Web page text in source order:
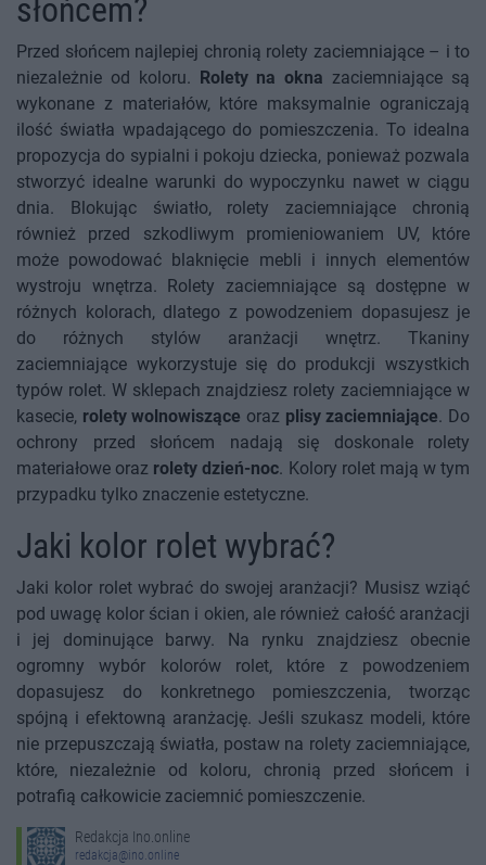
słońcem?
Przed słońcem najlepiej chronią rolety zaciemniające – i to
niezależnie od koloru.
Rolety na okna zaciemniające są
wykonane z materiałów, które maksymalnie ograniczają
ilość światła wpadającego do pomieszczenia. To idealna
propozycja do sypialni i pokoju dziecka, ponieważ pozwala
stworzyć idealne warunki do wypoczynku nawet w ciągu
dnia. Blokując światło, rolety zaciemniające chronią
również przed szkodliwym promieniowaniem UV, które
może powodować blaknięcie mebli i innych elementów
wystroju wnętrza. Rolety zaciemniające są dostępne w
różnych kolorach, dlatego z powodzeniem dopasujesz je
do różnych stylów aranżacji wnętrz. Tkaniny
zaciemniające wykorzystuje się do produkcji wszystkich
typów rolet. W sklepach znajdziesz rolety zaciemniające w
kasecie, rolety wolnowiszące oraz plisy zaciemniające. Do
ochrony przed słońcem nadają się doskonale rolety
materiałowe oraz rolety dzień-noc. Kolory rolet mają w tym
przypadku tylko znaczenie estetyczne.
Jaki kolor rolet wybrać?
Jaki kolor rolet wybrać do swojej aranżacji? Musisz wziąć
pod uwagę kolor ścian i okien, ale również całość aranżacji
i jej dominujące barwy. Na rynku znajdziesz obecnie
ogromny wybór kolorów rolet, które z powodzeniem
dopasujesz do konkretnego pomieszczenia, tworząc
spójną i efektowną aranżację. Jeśli szukasz modeli, które
nie przepuszczają światła, postaw na rolety zaciemniające,
które, niezależnie od koloru, chronią przed słońcem i
potrafią całkowicie zaciemnić pomieszczenie.
Redakcja Ino.online
redakcja@ino.online